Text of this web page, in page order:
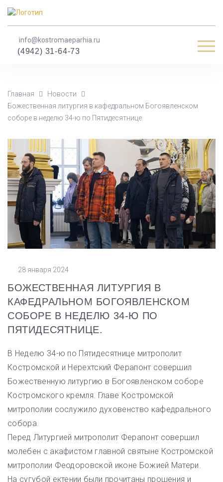
info@kostromaeparhia.ru
(4942) 31-64-73
Главная
Новости
Божественная литургия в кафедральном Богоявленском
соборе в неделю 34-ю по Пятидесятнице.
28 января 2024
БОЖЕСТВЕННАЯ ЛИТУРГИЯ В
КАФЕДРАЛЬНОМ БОГОЯВЛЕНСКОМ
СОБОРЕ В НЕДЕЛЮ 34-Ю ПО
ПЯТИДЕСЯТНИЦЕ.
В Неделю 34-ю по Пятидесятнице митрополит
Костромской и Нерехтский Ферапонт совершил
Божественную литургию в Богоявленском соборе
Костромского кремля. Главе Костромской
митрополии сослужило духовенство кафедрального
собора.
Перед Литургией митрополит Ферапонт совершил
молебен с акафистом главной святыне Костромской
митрополии Феодоровской иконе Божией Матери.
На сугубой ектении были прочитаны прошения и